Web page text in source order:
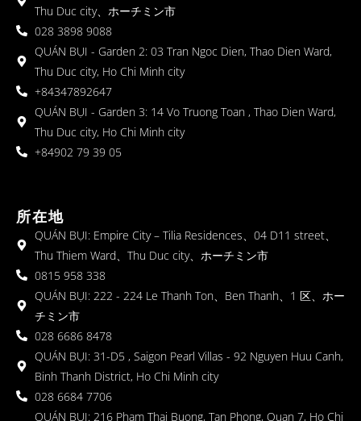
Thu Duc city、ホーチミン市
028 3898 9088
QUÁN BỤI - Garden 2: 03 Tran Ngoc Dien, Thao Dien Ward,
Thu Duc city, Ho Chi Minh city
+84347892647
QUÁN BỤI - Garden 3: 14 Vo Truong Toan , Thao Dien Ward,
Thu Duc city, Ho Chi Minh city
+84902 79 39 05
所在地
QUÁN BỤI: Empire City – Tilia Residences、04 D11 street、
Thu Thiem Ward、Thu Duc city、ホーチミン市
0815 958 338
QUÁN BỤI: 222 - 224 Le Thanh Ton、Ben Thanh、1 区、ホー
チミン市
028 6686 8478
QUÁN BỤI: 31-D5 , Saigon Pearl Villas - 92 Nguyen Huu Canh,
Binh Thanh District, Ho Chi Minh city
028 6684 7706
QUÁN BỤI: 216 Pham Thai Buong, Tan Phong, Quan 7, Ho Chi